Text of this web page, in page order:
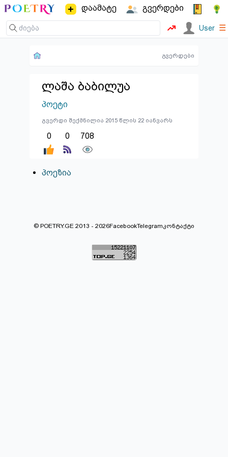
დაამატე გვერდები
User ☰
გვერდები
ლაშა ბაბილუა
პოეტი
გვერდი შექმნილია 2015 წლის 22 იანვარს
0 0 708
პოეზია
© POETRY.GE 2013 - 2026FacebookTelegramკონტაქტი